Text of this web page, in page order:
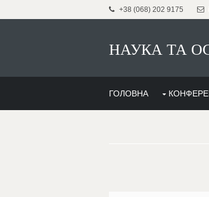
+38 (068) 202 9175
НАУКА ТА
ГОЛОВНА